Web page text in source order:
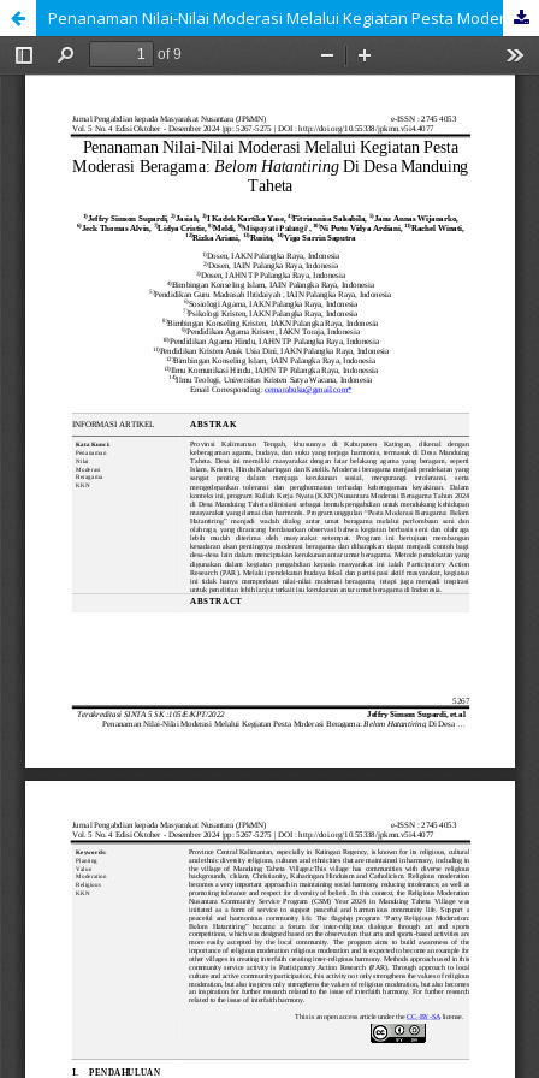
Penanaman Nilai-Nilai Moderasi Melalui Kegiatan Pesta Moderasi Beragama: Belom Hatantiring Di Desa Manduing Taheta